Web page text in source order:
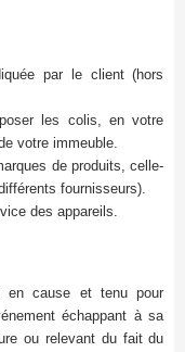
par le client (hors
les colis, en votre
votre immeuble.
de produits, celle-
fournisseurs).
des appareils.
en cause et tenu pour
échappant à sa
ou relevant du fait du